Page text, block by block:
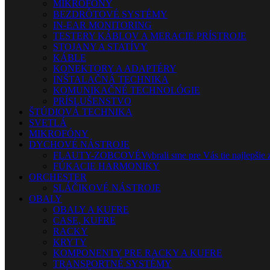
MIKROFÓNY
BEZDRÔTOVÉ SYSTÉMY
IN-EAR MONITORING
TESTERY KÁBLOV A MERACIE PRÍSTROJE
STOJANY A STATÍVY
KÁBLE
KONEKTORY A ADAPTÉRY
INŠTALAČNÁ TECHNIKA
KOMUNIKAČNÉ TECHNOLÓGIE
PRÍSLUŠENSTVO
ŠTÚDIOVÁ TECHNIKA
SVETLÁ
MIKROFÓNY
DYCHOVÉ NÁSTROJE
FLAUTY-ZOBCOVÉVybrali sme pre Vás tie
FÚKACIE HARMONIKY
ORCHESTER
SLÁČIKOVÉ NÁSTROJE
OBALY
OBALY A KUFRE
CASE, KUFRE
RACKY
KRYTY
KOMPONENTY PRE RACKY A KUFRE
TRANSPORTNÉ SYSTÉMY